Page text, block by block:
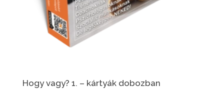
Hogy vagy? 1. – kártyák dobozban